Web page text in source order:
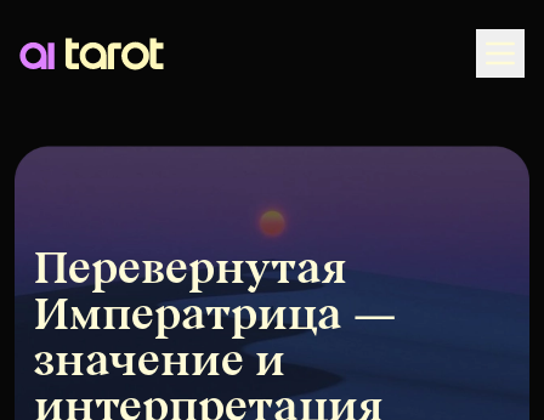
Перевернутая
Императрица —
значение и
интерпретация